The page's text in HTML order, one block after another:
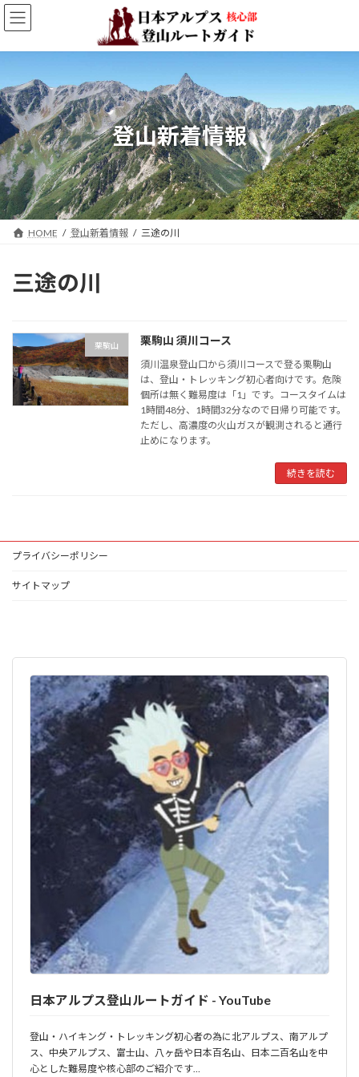
コ
ン
ン
へ
ス
キ
ッ
プ
ナ
ビ
ー
ョ
ン
に
移
動
登山新着情報
HOME 登山新着情報 三途の川
三途の川
栗駒山 栗駒山 須川コース
須川温泉登山口から須川コースで登る栗駒山
は、登山・トレッキング初心者向けです。危険
個所は無く難易度は「1」です。コースタイムは
1時間48分、1時間32分なので日帰り可能です。
ただし、高濃度の火山ガスが観測されると通行
止めになります。
続きを読む
プライバシーポリシー
サイトマップ
日本アルプス登山ルートガイド - YouTube
登山・ハイキング・トレッキング初心者の為に北アルプス、南アルプ
ス、中央アルプス、富士山、八ヶ岳や日本百名山、日本二百名山を中
心とした難易度や核心部のご紹介です…